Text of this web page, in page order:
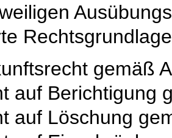
gemäß
auf Berichtigung
auf Löschung